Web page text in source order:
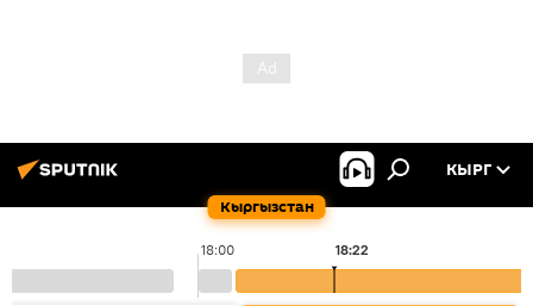
Кыргызстан
КЫРГ
18:00 18:22